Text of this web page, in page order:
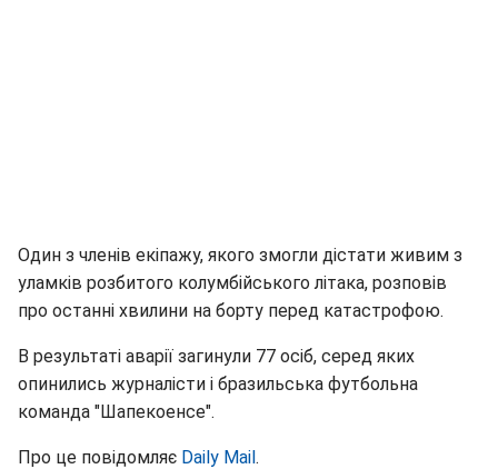
Один з членів екіпажу, якого змогли дістати живим з
уламків розбитого колумбійського літака, розповів
про останні хвилини на борту перед катастрофою.
В результаті аварії загинули 77 осіб, серед яких
опинились журналісти і бразильська футбольна
команда "Шапекоенсе".
Про це повідомляє Daily Mail.